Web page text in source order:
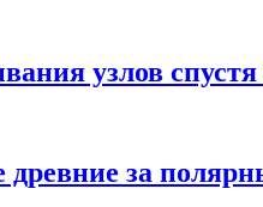
узлов спустя
за